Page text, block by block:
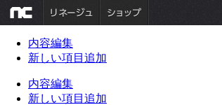
内容編集
新しい項目追加
内容編集
新しい項目追加